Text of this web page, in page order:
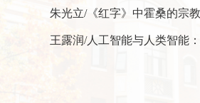
朱光立/《红字》中霍桑的宗
王露润/人工智能与人类智能